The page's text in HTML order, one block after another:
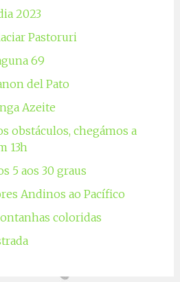
2023
Pastoruri
69
del Pato
Azeite
obstáculos, chegámos a
13h
5 aos 30 graus
Andinos ao Pacífico
coloridas